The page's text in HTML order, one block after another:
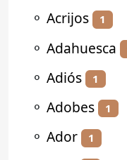
⚬ Acrijos 1
⚬ Adahuesca
⚬ Adiós 1
⚬ Adobes 1
⚬ Ador 1